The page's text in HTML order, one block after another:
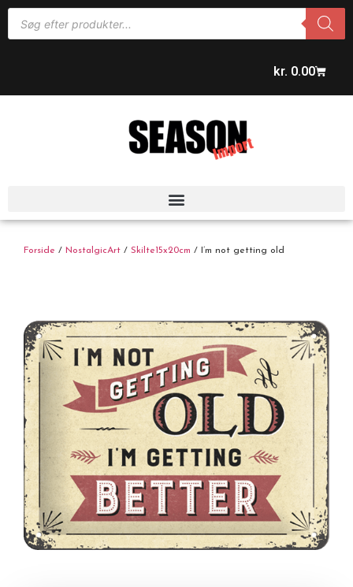
kr. 0.00
Forside / NostalgicArt / Skilte15x20cm / I’m not getting old